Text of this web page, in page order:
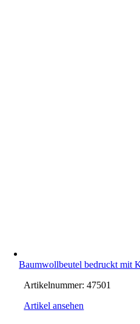
Baumwollbeutel bedruckt mit
Artikelnummer:47501
Artikel ansehen